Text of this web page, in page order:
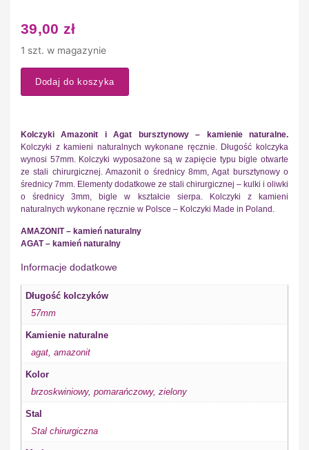
39,00 zł
1 szt. w magazynie
Dodaj do koszyka
Kolczyki Amazonit i Agat bursztynowy – kamienie naturalne.
Kolczyki z kamieni naturalnych wykonane ręcznie. Długość kolczyka
wynosi 57mm. Kolczyki wyposażone są w zapięcie typu bigle otwarte
ze stali chirurgicznej. Amazonit o średnicy 8mm, Agat bursztynowy o
średnicy 7mm. Elementy dodatkowe ze stali chirurgicznej – kulki i oliwki
o średnicy 3mm, bigle w kształcie sierpa. Kolczyki z kamieni
naturalnych wykonane ręcznie w Polsce – Kolczyki Made in Poland.
AMAZONIT – kamień naturalny
AGAT – kamień naturalny
Informacje dodatkowe
Długość kolczyków
57mm
Kamienie naturalne
agat, amazonit
Kolor
brzoskwiniowy, pomarańczowy, zielony
Stal
Stal chirurgiczna